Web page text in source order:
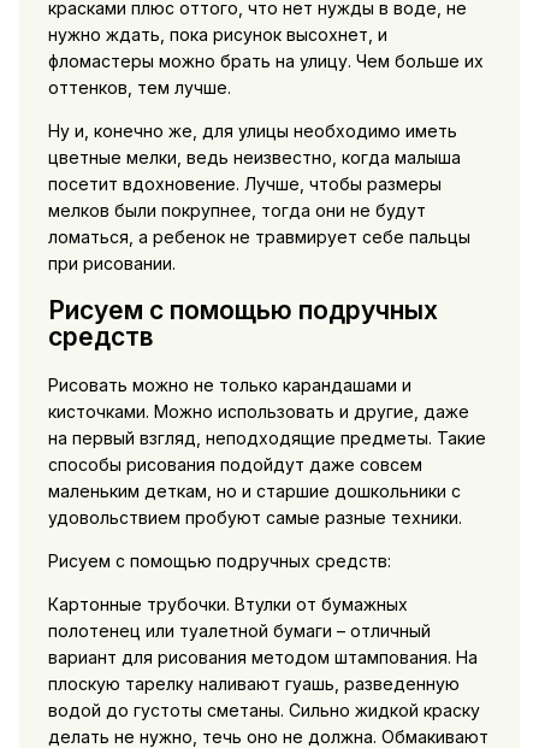
красками плюс оттого, что нет нужды в воде, не
нужно ждать, пока рисунок высохнет, и
фломастеры можно брать на улицу. Чем больше их
оттенков, тем лучше.
Ну и, конечно же, для улицы необходимо иметь
цветные мелки, ведь неизвестно, когда малыша
посетит вдохновение. Лучше, чтобы размеры
мелков были покрупнее, тогда они не будут
ломаться, а ребенок не травмирует себе пальцы
при рисовании.
Рисуем с помощью подручных
средств
Рисовать можно не только карандашами и
кисточками. Можно использовать и другие, даже
на первый взгляд, неподходящие предметы. Такие
способы рисования подойдут даже совсем
маленьким деткам, но и старшие дошкольники с
удовольствием пробуют самые разные техники.
Рисуем с помощью подручных средств:
Картонные трубочки. Втулки от бумажных
полотенец или туалетной бумаги – отличный
вариант для рисования методом штампования. На
плоскую тарелку наливают гуашь, разведенную
водой до густоты сметаны. Сильно жидкой краску
делать не нужно, течь оно не должна. Обмакивают